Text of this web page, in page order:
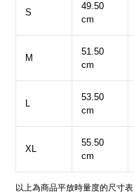
S
49.50
cm
M
51.50
cm
L
53.50
cm
XL
55.50
cm
以上為商品平放時量度的尺寸